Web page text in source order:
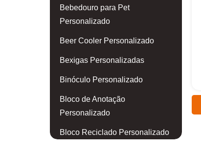
Bebedouro para Pet
Personalizado
Beer Cooler Personalizado
Bexigas Personalizadas
Binóculo Personalizado
Bloco de Anotação
Personalizado
Bloco Reciclado Personalizado